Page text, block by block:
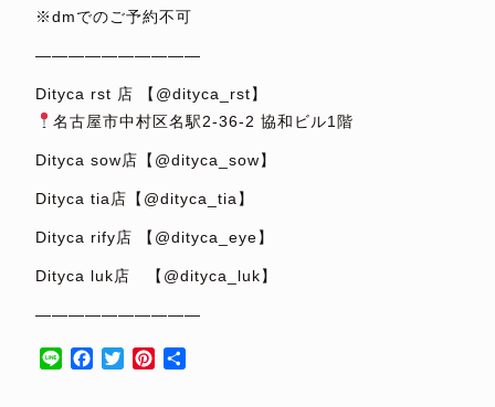
※dmでのご予約不可
——————————
Dityca rst 店 【@dityca_rst】
名古屋市中村区名駅2-36-2 協和ビル1階
Dityca sow店【@dityca_sow】
Dityca tia店【@dityca_tia】
Dityca rify店 【@dityca_eye】
Dityca luk店 【@dityca_luk】
——————————
Line Facebook
TwitterPinterest